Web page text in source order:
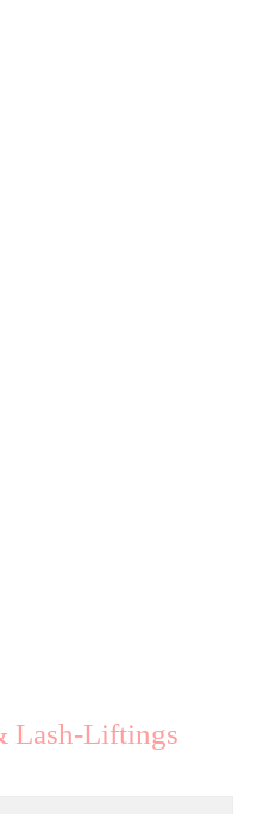
Lash-Liftings